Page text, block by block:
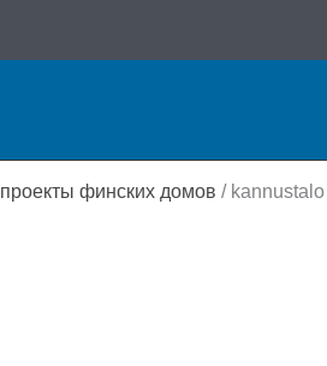
проекты финских домов / kannustalo